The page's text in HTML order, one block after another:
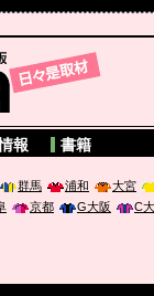
報 書籍
群馬 浦和
大宮
京都 G大阪
C